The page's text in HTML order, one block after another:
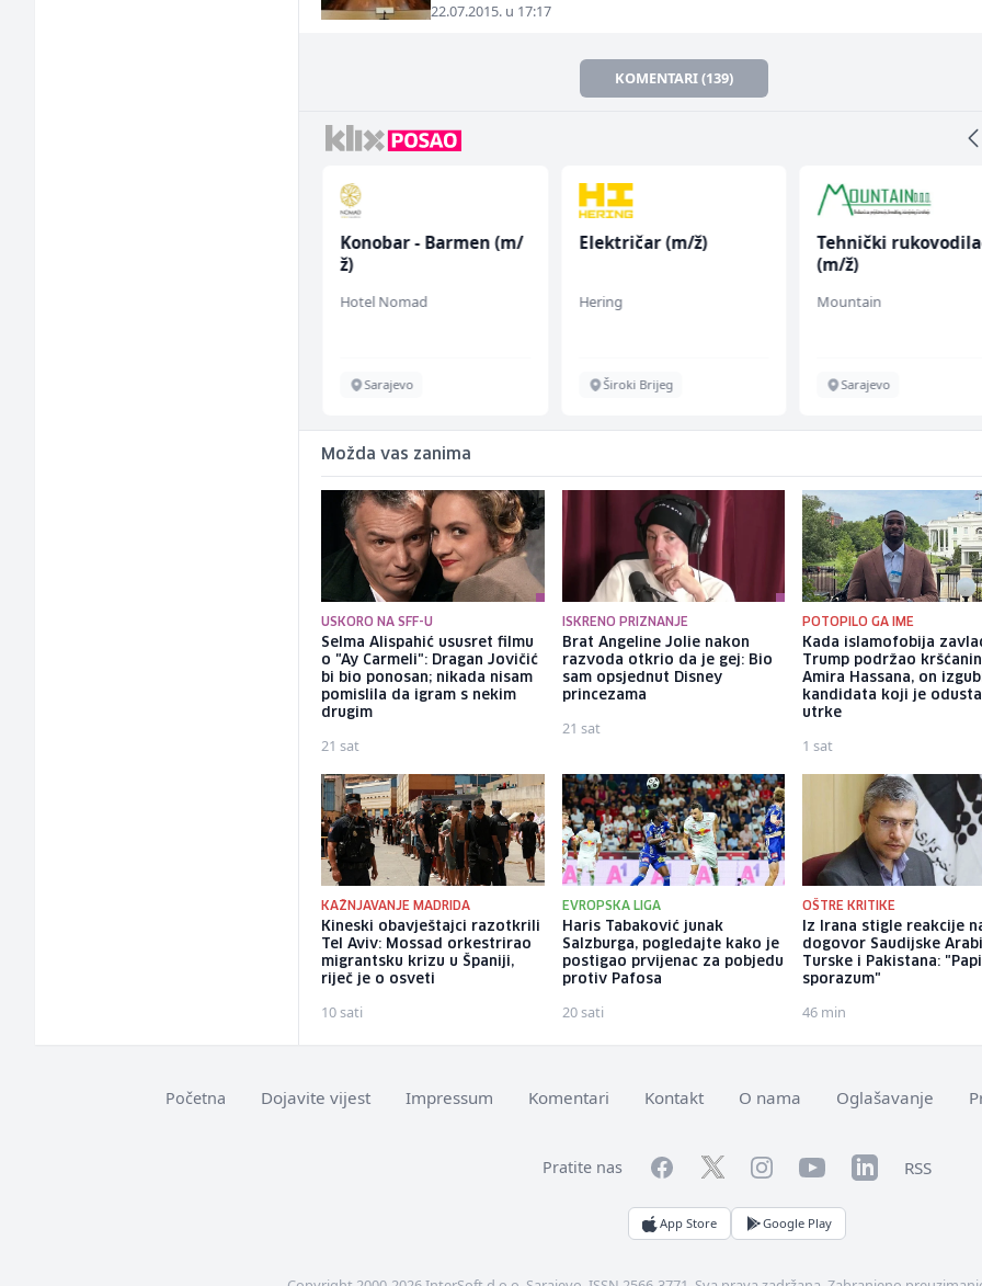
22.07.2015. u 17:17
KOMENTARI (139)
Konobar - Barmen (m/
ž)
Hotel Nomad
Sarajevo
Električar (m/ž)
Hering
Široki Brijeg
Tehnički
(m/ž)
Mountain
Sarajevo
Možda vas zanima
USKORO NA SFF-U
Selma Alispahić ususret filmu
o "Ay Carmeli": Dragan Jovičić
bi bio ponosan; nikada nisam
pomislila da igram s nekim
drugim
21 sat
ISKRENO PRIZNANJE
Brat Angeline Jolie nakon
razvoda otkrio da je gej: Bio
sam opsjednut Disney
princezama
21 sat
POTOPILO GA IME
Kada islamofobija
Trump podržao
Amira Hassana, on
kandidata koji je
utrke
1 sat
KAŽNJAVANJE MADRIDA
Kineski obavještajci razotkrili
Tel Aviv: Mossad orkestrirao
migrantsku krizu u Španiji,
riječ je o osveti
10 sati
EVROPSKA LIGA
Haris Tabaković junak
Salzburga, pogledajte kako je
postigao prvijenac za pobjedu
protiv Pafosa
20 sati
OŠTRE KRITIKE
Iz Irana stigle reakcije
dogovor Saudijske
Turske i Pakistana:
sporazum"
46 min
Početna Dojavite vijest Impressum Komentari Kontakt O nama Oglašavanje
Pratite nas FacebookTwitterInstagramYouTubeLinkedInRSS
App Store Google Play